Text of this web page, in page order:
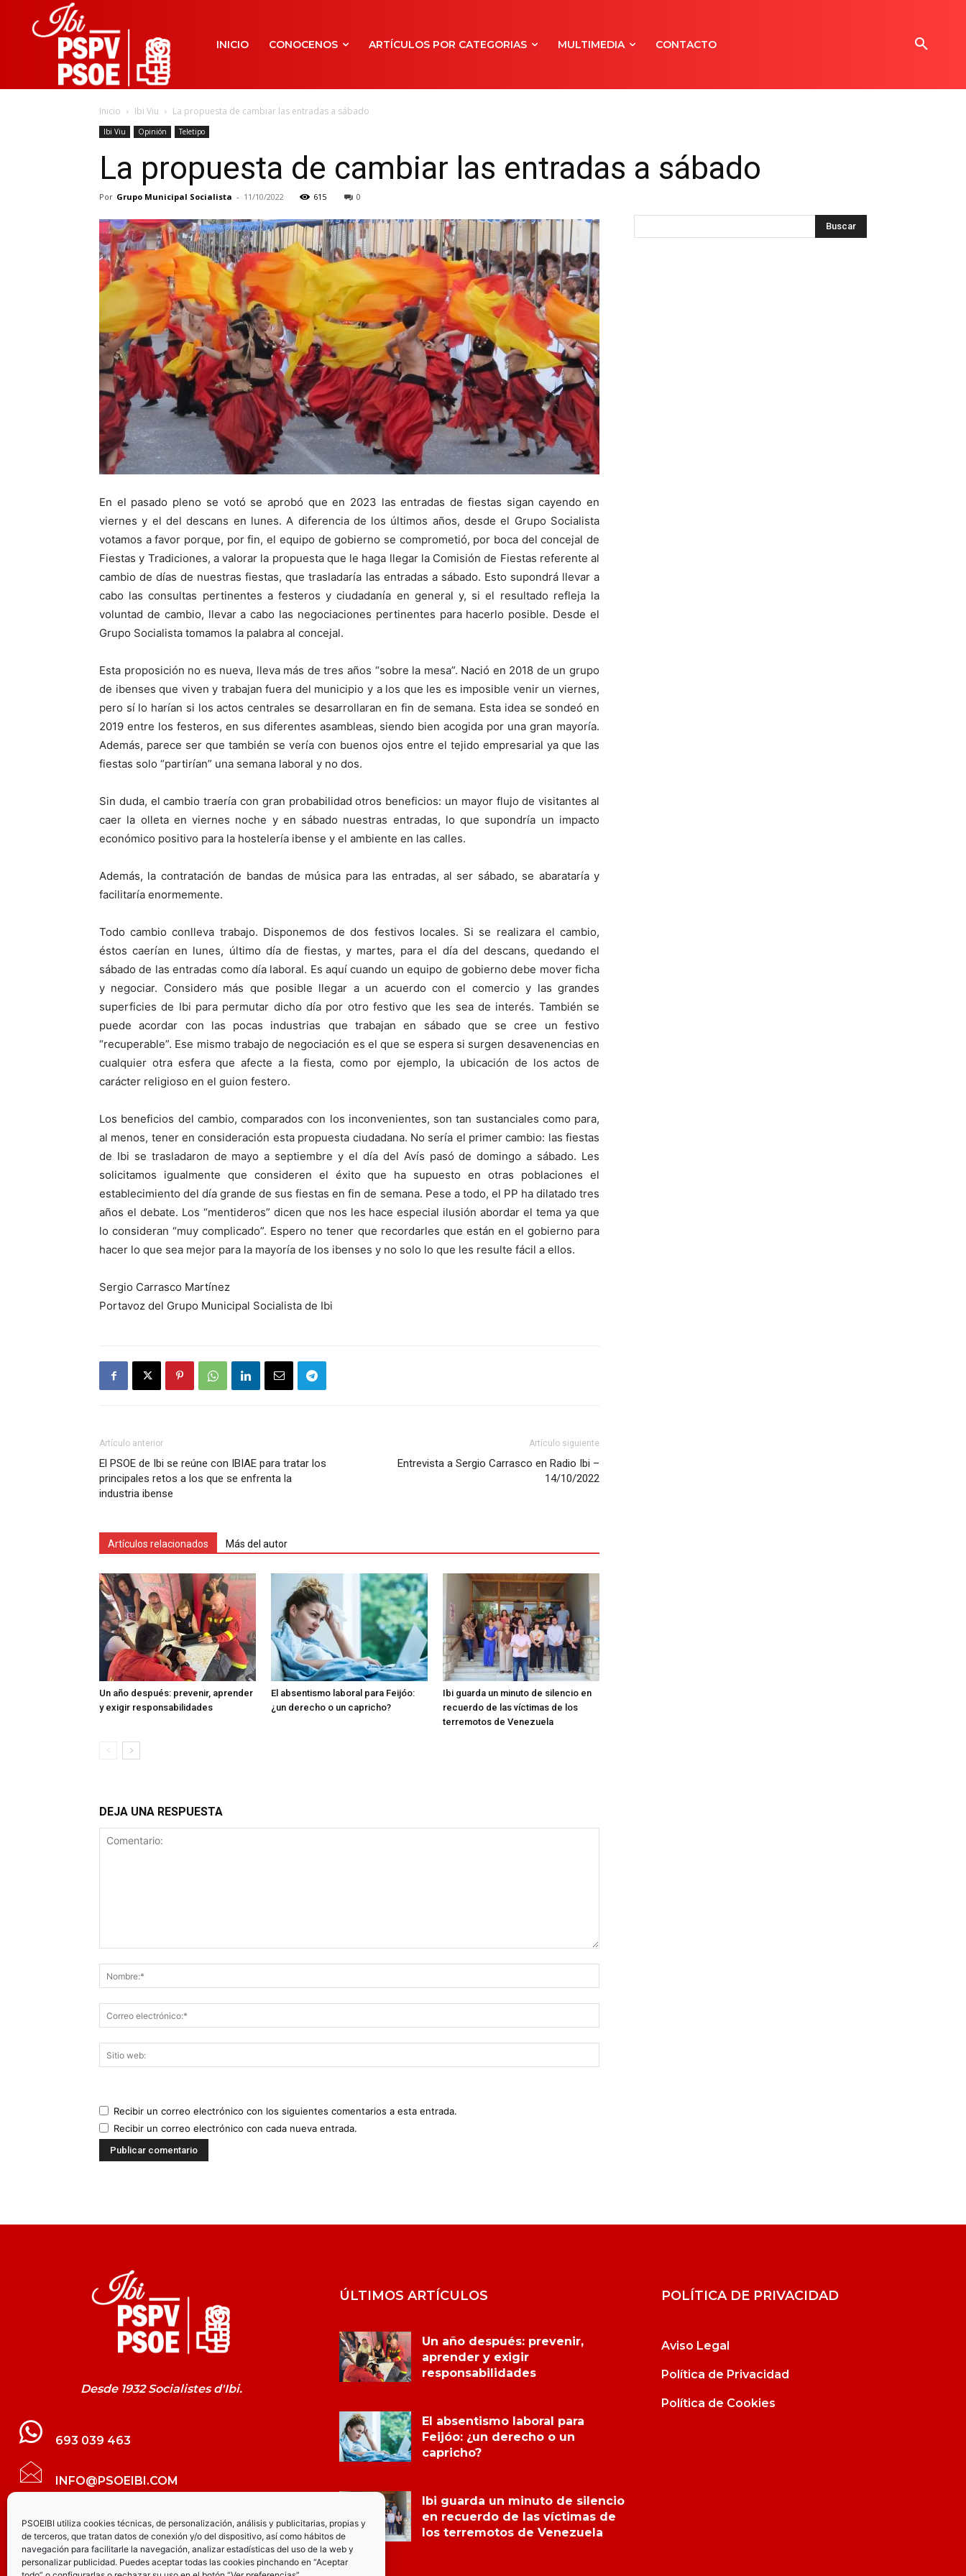
PSOEIBI utiliza cookies técnicas, de personalización, análisis y publicitarias, propias y
de terceros, que tratan datos de conexión y/o del dispositivo, así como hábitos de
navegación para facilitarle la navegación, analizar estadísticas del uso de la web y
personalizar publicidad. Puedes aceptar todas las cookies pinchando en “Aceptar
INICIO CONOCENOS ARTÍCULOS POR CATEGORIAS MULTIMEDIA CONTACTO
Inicio Ibi Viu La propuesta de cambiar las entradas a sábado
Ibi Viu Opinión Teletipo
La propuesta de cambiar las entradas a sábado
Por Grupo Municipal Socialista - 11/10/2022 615 0
En el pasado pleno se votó se aprobó que en 2023 las entradas de fiestas sigan cayendo en
viernes y el del descans en lunes. A diferencia de los últimos años, desde el Grupo Socialista
votamos a favor porque, por fin, el equipo de gobierno se comprometió, por boca del concejal de
Fiestas y Tradiciones, a valorar la propuesta que le haga llegar la Comisión de Fiestas referente al
cambio de días de nuestras fiestas, que trasladaría las entradas a sábado. Esto supondrá llevar a
cabo las consultas pertinentes a festeros y ciudadanía en general y, si el resultado refleja la
voluntad de cambio, llevar a cabo las negociaciones pertinentes para hacerlo posible. Desde el
Grupo Socialista tomamos la palabra al concejal.
Esta proposición no es nueva, lleva más de tres años “sobre la mesa”. Nació en 2018 de un grupo
de ibenses que viven y trabajan fuera del municipio y a los que les es imposible venir un viernes,
pero sí lo harían si los actos centrales se desarrollaran en fin de semana. Esta idea se sondeó en
2019 entre los festeros, en sus diferentes asambleas, siendo bien acogida por una gran mayoría.
Además, parece ser que también se vería con buenos ojos entre el tejido empresarial ya que las
fiestas solo “partirían” una semana laboral y no dos.
Sin duda, el cambio traería con gran probabilidad otros beneficios: un mayor flujo de visitantes al
caer la olleta en viernes noche y en sábado nuestras entradas, lo que supondría un impacto
económico positivo para la hostelería ibense y el ambiente en las calles.
Además, la contratación de bandas de música para las entradas, al ser sábado, se abarataría y
facilitaría enormemente.
Todo cambio conlleva trabajo. Disponemos de dos festivos locales. Si se realizara el cambio,
éstos caerían en lunes, último día de fiestas, y martes, para el día del descans, quedando el
sábado de las entradas como día laboral. Es aquí cuando un equipo de gobierno debe mover ficha
y negociar. Considero más que posible llegar a un acuerdo con el comercio y las grandes
superficies de Ibi para permutar dicho día por otro festivo que les sea de interés. También se
puede acordar con las pocas industrias que trabajan en sábado que se cree un festivo
“recuperable”. Ese mismo trabajo de negociación es el que se espera si surgen desavenencias en
cualquier otra esfera que afecte a la fiesta, como por ejemplo, la ubicación de los actos de
carácter religioso en el guion festero.
Los beneficios del cambio, comparados con los inconvenientes, son tan sustanciales como para,
al menos, tener en consideración esta propuesta ciudadana. No sería el primer cambio: las fiestas
de Ibi se trasladaron de mayo a septiembre y el día del Avís pasó de domingo a sábado. Les
solicitamos igualmente que consideren el éxito que ha supuesto en otras poblaciones el
establecimiento del día grande de sus fiestas en fin de semana. Pese a todo, el PP ha dilatado tres
años el debate. Los “mentideros” dicen que nos les hace especial ilusión abordar el tema ya que
lo consideran “muy complicado”. Espero no tener que recordarles que están en el gobierno para
hacer lo que sea mejor para la mayoría de los ibenses y no solo lo que les resulte fácil a ellos.
Sergio Carrasco Martínez
Portavoz del Grupo Municipal Socialista de Ibi
Artículo anterior
El PSOE de Ibi se reúne con IBIAE para tratar los
principales retos a los que se enfrenta la
industria ibense
Artículo siguiente
Entrevista a Sergio Carrasco en Radio Ibi –
14/10/2022
Artículos relacionados Más del autor
Un año después: prevenir, aprender
y exigir responsabilidades
El absentismo laboral para Feijóo:
¿un derecho o un capricho?
Ibi guarda un minuto de silencio en
recuerdo de las víctimas de los
terremotos de Venezuela
DEJA UNA RESPUESTA
Recibir un correo electrónico con los siguientes comentarios a esta entrada.
Recibir un correo electrónico con cada nueva entrada.
Desde 1932 Socialistes d'Ibi.
693 039 463
INFO@PSOEIBI.COM
GRUPO MUNICIPAL SOCIALISTA DE IBI C/
LES ERES, 48 – 3º - DESPACHO PSOE
ÚLTIMOS ARTÍCULOS
Un año después: prevenir,
aprender y exigir
responsabilidades
El absentismo laboral para
Feijóo: ¿un derecho o un
capricho?
Ibi guarda un minuto de silencio
en recuerdo de las víctimas de
los terremotos de Venezuela
POLÍTICA DE PRIVACIDAD
Aviso Legal
Política de Privacidad
Política de Cookies